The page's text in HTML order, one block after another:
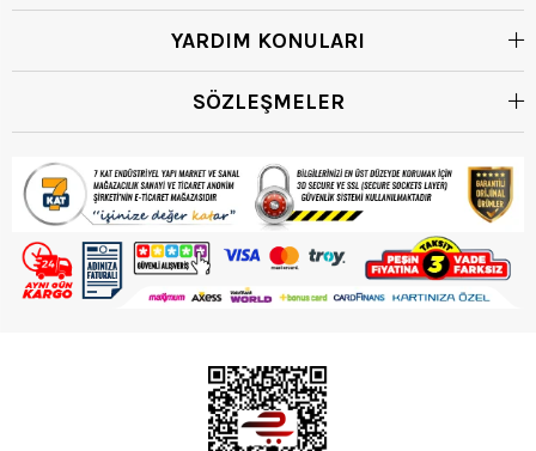
YARDIM KONULARI
SÖZLEŞMELER